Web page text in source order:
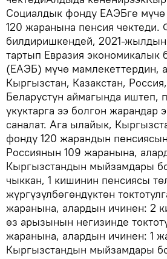
Социалдык фонду ЕАЭБге
120 жаранына пенсия чектеди.
билдиришкендей, 2021-жылдын
тартып Евразия экономикалык
(ЕАЭБ) мүчө мамлекеттердин,
Кыргызстан, Казакстан,
Беларустун аймагында иштеп,
укуктарга ээ болгон жарандар
саналат. Ага ылайык,
фонду 120 жарандын
Россиянын 109 жаранына,
Кыргызстандын мыйзамдары
чыккан, 1 кишинин пенсиясы
жүргүзүлбөгөндүктөн
жаранына, алардын ичинен: 2
өз арызынын негизинде
жаранына, алардын ичинен: 1
Кыргызстандын мыйзамдары